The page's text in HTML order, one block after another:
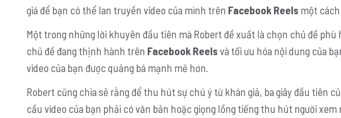
giá để bạn có thể lan truyền video của mình trên Facebook Reels một
Một trong những lời khuyên đầu tiên mà Robert đề xuất là chọn chủ đề phù
chủ đề đang thịnh hành trên Facebook Reels và tối ưu hóa nội dung của
video của bạn được quảng bá mạnh mẽ hơn.
Robert cũng chia sẻ rằng để thu hút sự chú ý từ khán giả, ba giây đầu tiên
cầu video của bạn phải có văn bản hoặc giọng lồng tiếng thu hút người xem